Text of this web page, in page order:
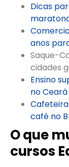
Dicas
anos
Saque-
cidades
Ensino
no Ceará
café no
O que
cursos